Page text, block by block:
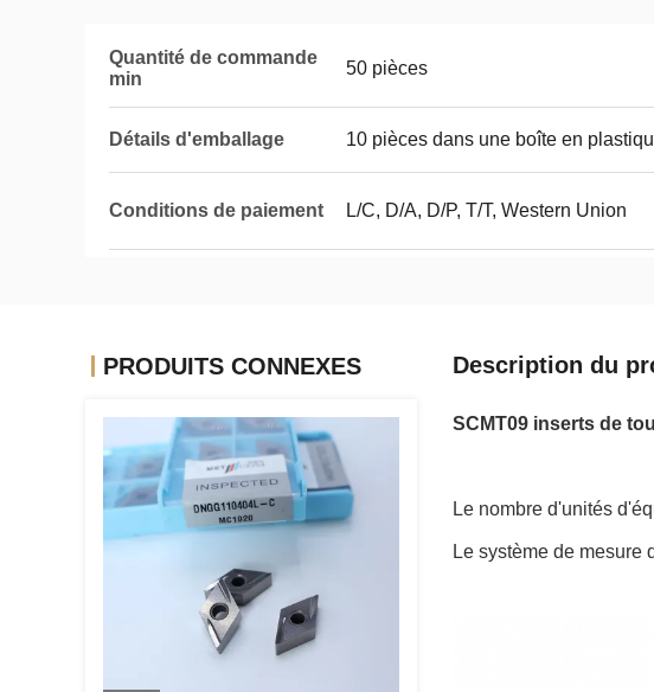
Quantité de commande
min
50 pièces
Détails d'emballage 10 pièces dans une boîte en
Conditions de paiement L/C, D/A, D/P, T/T, Western Union
PRODUITS CONNEXES Description du
SCMT09 inserts de
Le nombre d'unités
Le système de mesure